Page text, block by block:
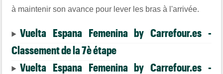
à maintenir son avance pour lever les bras à l'arrivée.
Vuelta Espana Femenina by Carrefour.es -
Classement de la 7è étape
Vuelta Espana Femenina by Carrefour.es -